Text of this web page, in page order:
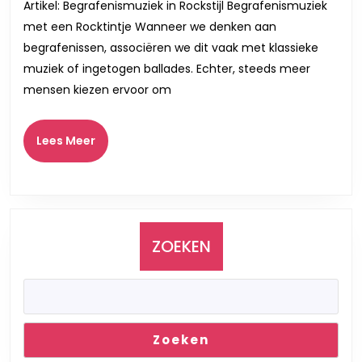
een
rocktintje
Artikel: Begrafenismuziek in Rockstijl Begrafenismuziek
met een Rocktintje Wanneer we denken aan
begrafenissen, associëren we dit vaak met klassieke
muziek of ingetogen ballades. Echter, steeds meer
mensen kiezen ervoor om
Lees MeerLees
Meer
ZOEKEN
Zoeken